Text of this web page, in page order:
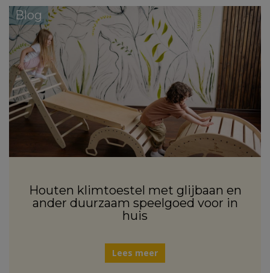
Blog
Houten klimtoestel met glijbaan en
ander duurzaam speelgoed voor in
huis
Lees meer